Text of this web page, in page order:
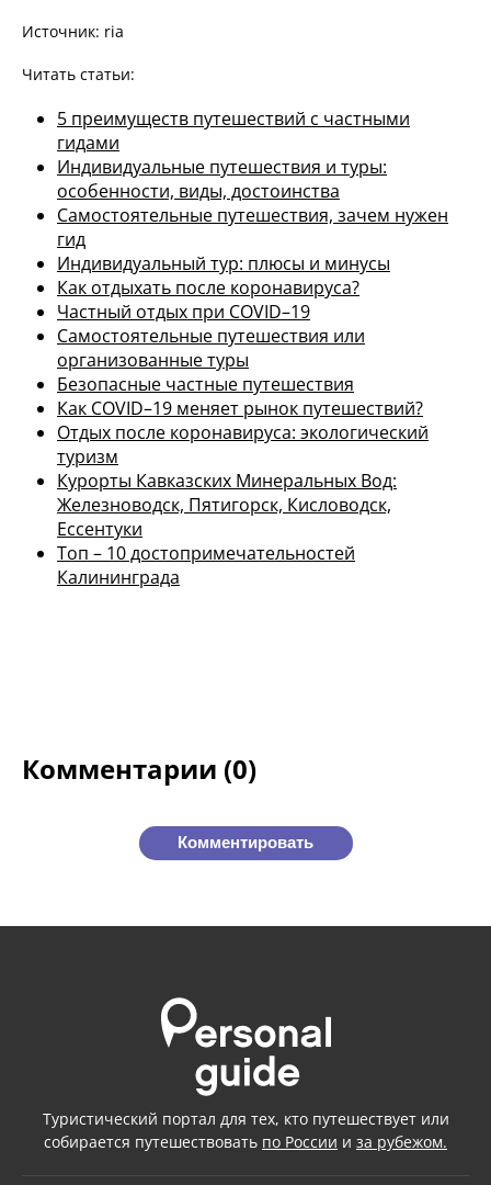
Источник: ria
Читать статьи:
5 преимуществ путешествий с частными
гидами
Индивидуальные путешествия и туры:
особенности, виды, достоинства
Самостоятельные путешествия, зачем нужен
гид
Индивидуальный тур: плюсы и минусы
Как отдыхать после коронавируса?
Частный отдых при COVID–19
Самостоятельные путешествия или
организованные туры
Безопасные частные путешествия
Как COVID–19 меняет рынок путешествий?
Отдых после коронавируса: экологический
туризм
Курорты Кавказских Минеральных Вод:
Железноводск, Пятигорск, Кисловодск,
Ессентуки
Топ – 10 достопримечательностей
Калининграда
Комментарии (0)
Комментировать
Туристический портал для тех, кто путешествует или
собирается путешествовать по России и за рубежом.